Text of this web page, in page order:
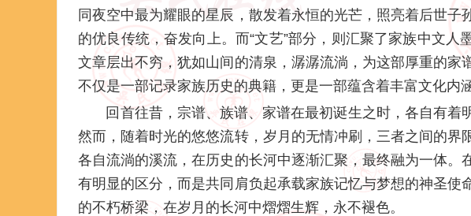
同夜空中最为耀眼的星辰，散发着永恒的光芒，照亮着后世子
的优良传统，奋发向上。而“文艺”部分，则汇聚了家族中文人
文章层出不穷，犹如山间的清泉，潺潺流淌，为这部厚重的家
不仅是一部记录家族历史的典籍，更是一部蕴含着丰富文化内
回首往昔，宗谱、族谱、家谱在最初诞生之时，各自有着
然而，随着时光的悠悠流转，岁月的无情冲刷，三者之间的界
各自流淌的溪流，在历史的长河中逐渐汇聚，最终融为一体。
有明显的区分，而是共同肩负起承载家族记忆与梦想的神圣使
的不朽桥梁，在岁月的长河中熠熠生辉，永不褪色。